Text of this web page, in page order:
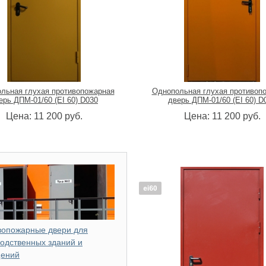
глухая противопожарная
ДПМ-01/60 (EI 60) D030
Цена: 11 200руб.
Однопольная глухая
дверь ДПМ-01/60 (EI 60)
Цена: 11 200руб.
двери для
зданий и